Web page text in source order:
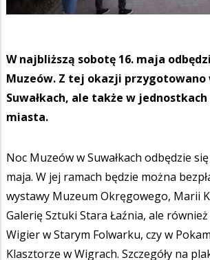
W najbliższą sobotę 16. maja
Muzeów. Z tej okazji
Suwałkach, ale także w
miasta.
Noc Muzeów w Suwałkach odbędzie
maja. W jej ramach będzie można
wystawy Muzeum Okręgowego, Marii
Galerię Sztuki Stara Łaźnia, ale
Wigier w Starym Folwarku, czy w
Klasztorze w Wigrach. Szczegóły na